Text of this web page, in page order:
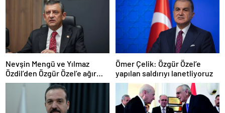
Nevşin Mengü ve Yılmaz
Özdil’den Özgür Özel’e ağır
eleştiriler
Ömer Çelik: Özgür Özel’e
yapılan saldırıyı lanetliyoruz